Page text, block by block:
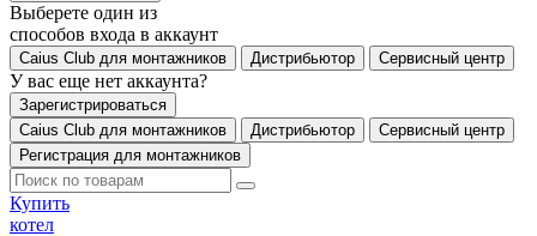
Выберете один из
способов входа в аккаунт
Caius Club для монтажников Дистрибьютор Сервисный центр
У вас еще нет аккаунта?
Зарегистрироваться
Caius Club для монтажников
Дистрибьютор
Сервисный центр
Регистрация для монтажников
Купить
котел